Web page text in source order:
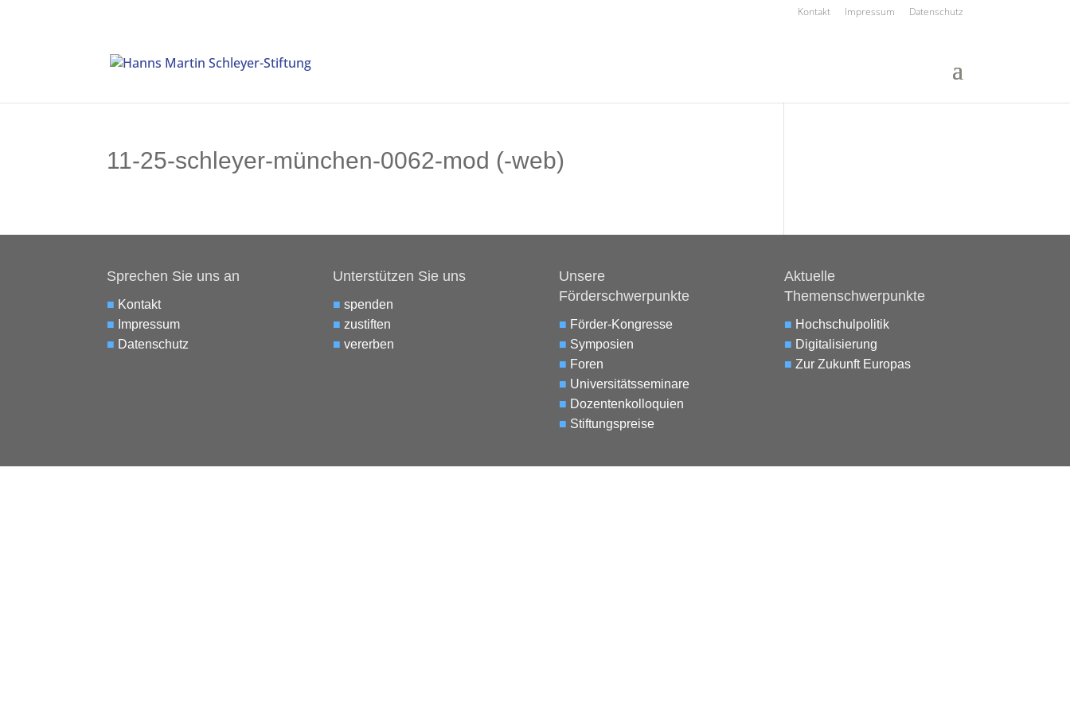
Kontakt Impressum Datenschutz
11-25-schleyer-münchen-0062-mod (-web)
Sprechen Sie uns an
■ Kontakt
■ Impressum
■ Datenschutz
Unterstützen Sie uns
■ spenden
■ zustiften
■ vererben
Unsere
Förderschwerpunkte
■ Förder-Kongresse
■ Symposien
■ Foren
■ Universitätsseminare
■ Dozentenkolloquien
■ Stiftungspreise
Aktuelle
Themenschwerpunkte
■ Hochschulpolitik
■ Digitalisierung
■ Zur Zukunft Europas